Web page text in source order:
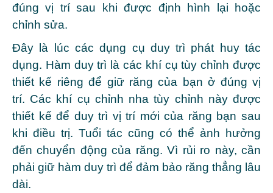
đúng vị trí sau khi được định hình lại hoặc
chỉnh sửa.
Đây là lúc các dụng cụ duy trì phát huy tác
dụng. Hàm duy trì là các khí cụ tùy chỉnh được
thiết kế riêng để giữ răng của bạn ở đúng vị
trí. Các khí cụ chỉnh nha tùy chỉnh này được
thiết kế để duy trì vị trí mới của răng bạn sau
khi điều trị. Tuổi tác cũng có thể ảnh hưởng
đến chuyển động của răng. Vì rủi ro này, cần
phải giữ hàm duy trì để đảm bảo răng thẳng lâu
dài.